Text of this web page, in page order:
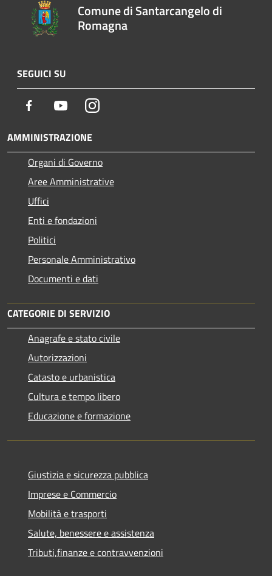
Comune di Santarcangelo di
Romagna
SEGUICI SU
Facebook YoutubeInstagram
AMMINISTRAZIONE
Organi di Governo
Aree Amministrative
Uffici
Enti e fondazioni
Politici
Personale Amministrativo
Documenti e dati
CATEGORIE DI SERVIZIO
Anagrafe e stato civile
Autorizzazioni
Catasto e urbanistica
Cultura e tempo libero
Educazione e formazione
Giustizia e sicurezza pubblica
Imprese e Commercio
Mobilità e trasporti
Salute, benessere e assistenza
Tributi,finanze e contravvenzioni